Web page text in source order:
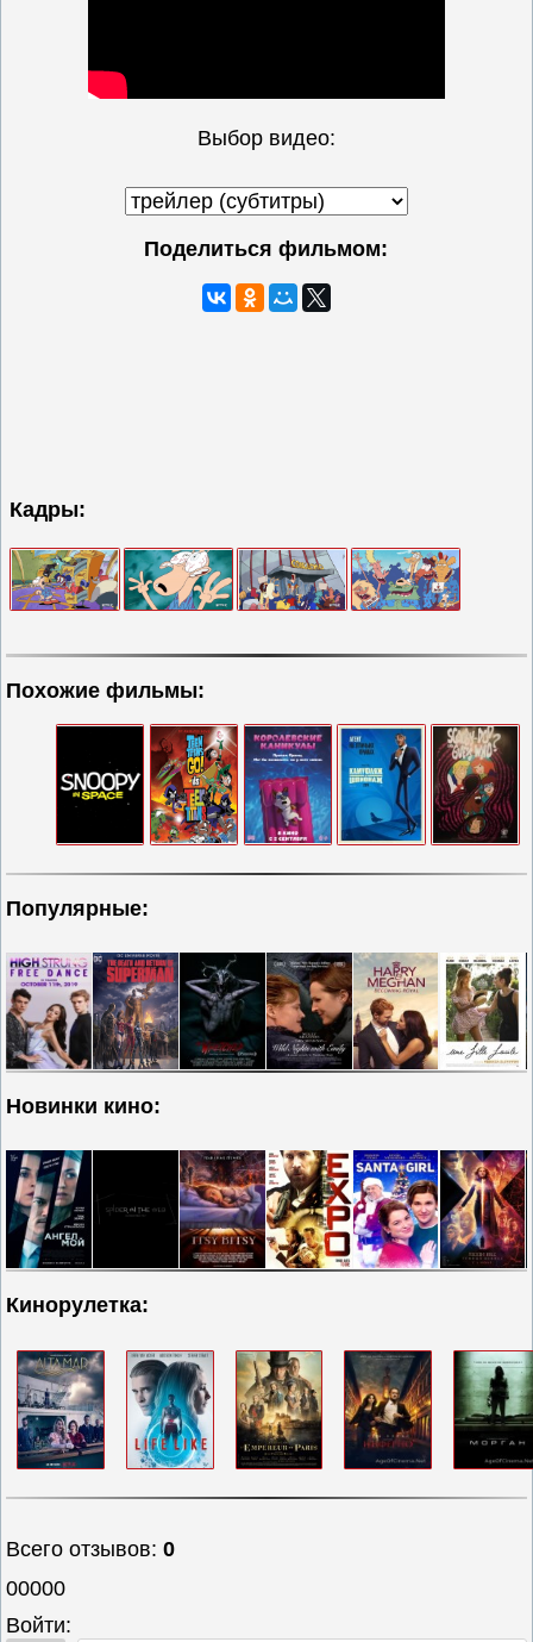
Выбор видео:
Поделиться фильмом:
Кадры:
Похожие фильмы:
Популярные:
Новинки кино:
Кинорулетка:
Всего отзывов:0
00000
Войти: